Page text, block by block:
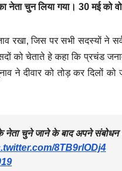
नेता चुन लिया गया। 30 मई को
रखा, जिस पर सभी सदस्यों ने
को चेताते हे कहा कि प्रचंड
ने दीवार को तोड़ कर दिलों
चुने जाने के बाद अपने संबोधन
8TB9rlODj4